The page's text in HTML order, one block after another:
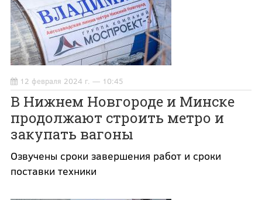
12 февраля 2024 г. — 10:45
В Нижнем Новгороде и Минске
продолжают строить метро и
закупать вагоны
Озвучены сроки завершения работ и сроки
поставки техники